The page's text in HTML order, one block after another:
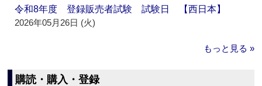
令和8年度 登録販売者試験 試験日 【西日本】
2026年05月26日 (火)
もっと見る »
購読・購入・登録